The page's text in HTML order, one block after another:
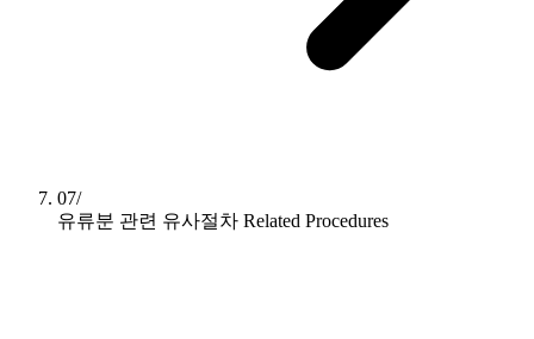
07/
유류분 관련 유사절차 Related Procedures